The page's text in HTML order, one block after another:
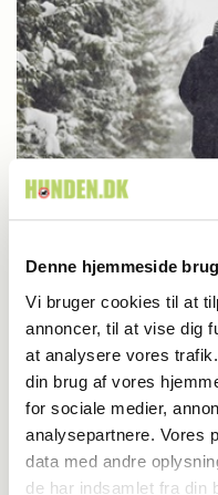
Denne hjemmeside
Vi bruger cookies til at
annoncer, til at vise dig
at analysere vores
din brug af vores
for sociale medier,
analysepartnere. Vores
data med andre
de har indsamlet fra din
Livet med hund
Sne igen: Har
tøj?